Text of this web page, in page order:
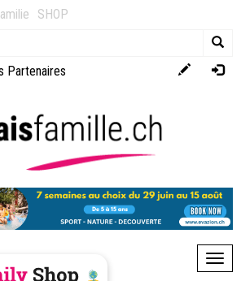
SHOP
Partenaires